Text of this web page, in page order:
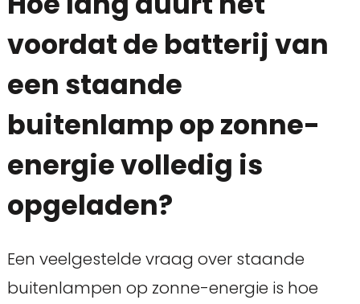
voordat de batterij van
een staande
buitenlamp op zonne-
energie volledig is
opgeladen?
Een veelgestelde vraag over staande
buitenlampen op zonne-energie is hoe